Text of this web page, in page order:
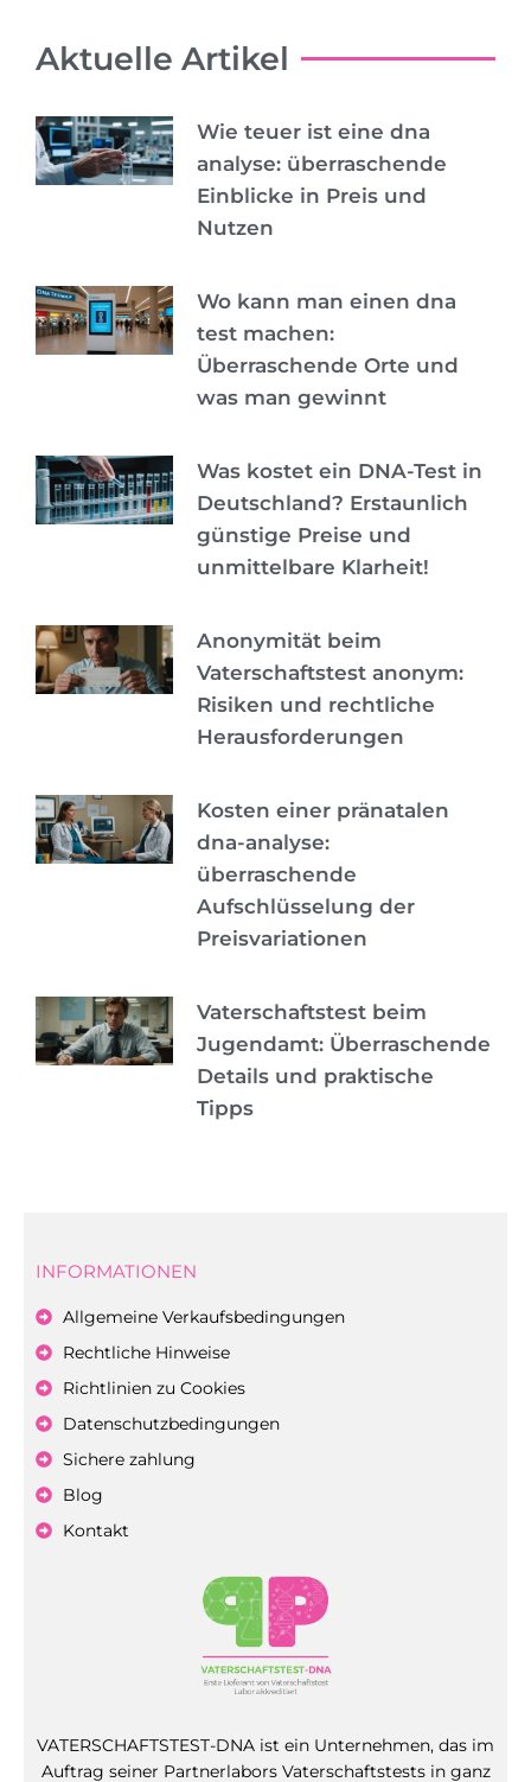
Aktuelle Artikel
Wie teuer ist eine dna
analyse: überraschende
Einblicke in Preis und
Nutzen
Wo kann man einen dna
test machen:
Überraschende Orte und
was man gewinnt
Was kostet ein DNA-Test in
Deutschland? Erstaunlich
günstige Preise und
unmittelbare Klarheit!
Anonymität beim
Vaterschaftstest anonym:
Risiken und rechtliche
Herausforderungen
Kosten einer pränatalen
dna-analyse:
überraschende
Aufschlüsselung der
Preisvariationen
Vaterschaftstest beim
Jugendamt: Überraschende
Details und praktische
Tipps
INFORMATIONEN
Allgemeine Verkaufsbedingungen
Rechtliche Hinweise
Richtlinien zu Cookies
Datenschutzbedingungen
Sichere zahlung
Blog
Kontakt
VATERSCHAFTSTEST-DNA ist ein Unternehmen, das im
Auftrag seiner Partnerlabors Vaterschaftstests in ganz